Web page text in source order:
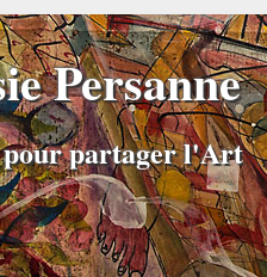
Persanne
pour partager l'Art